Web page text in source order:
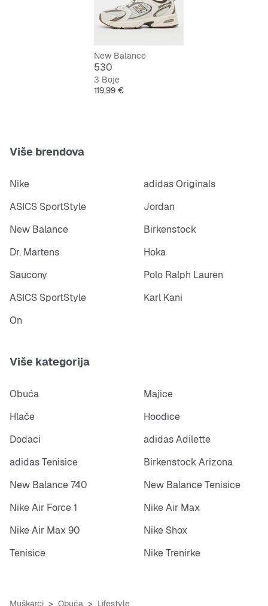
low-cutsneaker
New Balance
530
3 Boje
Cijena
119,99 €
Više brendova
Nike
adidas Originals
ASICS SportStyle
Jordan
New Balance
Birkenstock
Dr. Martens
Hoka
Saucony
Polo Ralph Lauren
ASICS SportStyle
Karl Kani
On
Više kategorija
Obuća
Majice
Hlače
Hoodice
Dodaci
adidas Adilette
adidas Tenisice
Birkenstock Arizona
New Balance 740
New Balance Tenisice
Nike Air Force 1
Nike Air Max
Nike Air Max 90
Nike Shox
Tenisice
Nike Trenirke
Muškarci Obuća Lifestyle